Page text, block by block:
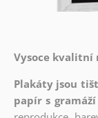
Vysoce
Plakáty jsou
papír s gramáží